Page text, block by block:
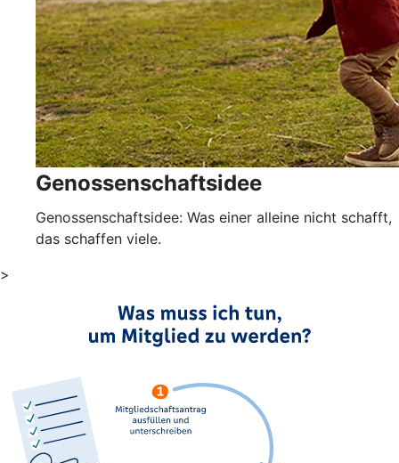
Genossenschaftsidee
Genossenschaftsidee: Was einer alleine nicht schafft,
das schaffen viele.
>